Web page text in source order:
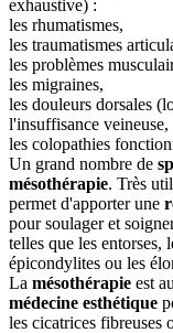
exhaustive) :
les rhumatismes,
les traumatismes
les problèmes
les migraines,
les douleurs dorsales
l'insuffisance veineuse,
les colopathies
Un grand nombre de
mésothérapie. Très
permet d'apporter une
pour soulager et
telles que les entorses,
épicondylites ou les
La mésothérapie est
médecine esthétique
les cicatrices fibreuses